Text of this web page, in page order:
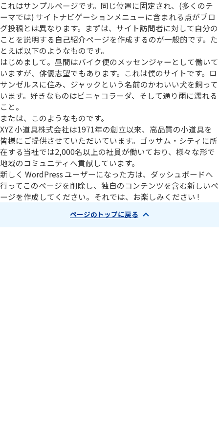
これはサンプルページです。同じ位置に固定され、(多くのテ
ーマでは) サイトナビゲーションメニューに含まれる点がブロ
グ投稿とは異なります。まずは、サイト訪問者に対して自分の
ことを説明する自己紹介ページを作成するのが一般的です。た
とえば以下のようなものです。
はじめまして。昼間はバイク便のメッセンジャーとして働いて
いますが、俳優志望でもあります。これは僕のサイトです。ロ
サンゼルスに住み、ジャックという名前のかわいい犬を飼って
います。好きなものはピニャコラーダ、そして通り雨に濡れる
こと。
または、このようなものです。
XYZ 小道具株式会社は1971年の創立以来、高品質の小道具を
皆様にご提供させていただいています。ゴッサム・シティに所
在する当社では2,000名以上の社員が働いており、様々な形で
地域のコミュニティへ貢献しています。
新しく WordPress ユーザーになった方は、 ダッシュボードへ
行ってこのページを削除し、独自のコンテンツを含む新しいペ
ージを作成してください。それでは、お楽しみください !
ページのトップに戻る